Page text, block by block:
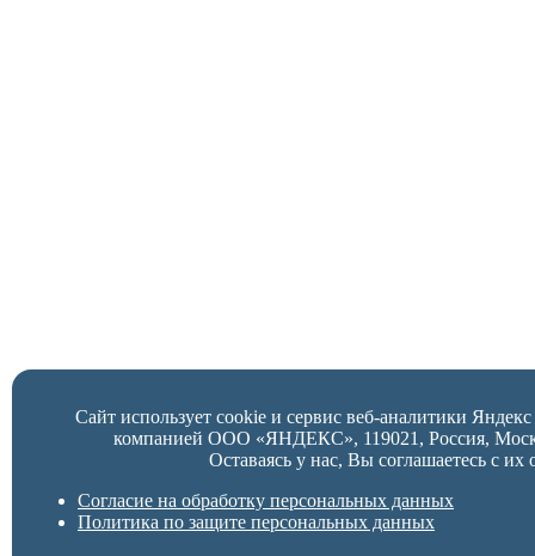
Сайт использует cookie и сервис веб-аналитики
компанией ООО «ЯНДЕКС», 119021, Россия,
Оставаясь у нас, Вы соглашаетесь с их
Согласие на обработку персональных данных
Политика по защите персональных данных